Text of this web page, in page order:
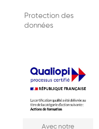
Protection des
données
Avec notre